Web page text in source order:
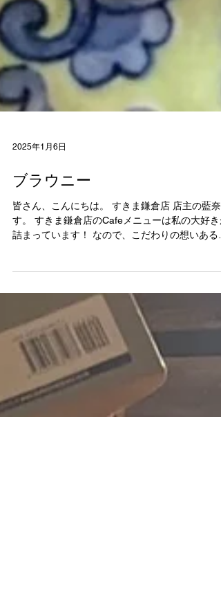
2025年1月6日
す。 すきま鎌倉店のCafeメニューは私の大好き
詰まっています！ なので、こだわりの想いある
ニューをこちらのブログで紹介しています。 楽
んで読んでいただけたら嬉しいです！...